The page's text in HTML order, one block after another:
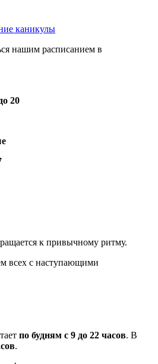
каникулы
нашим расписанием в
20
к привычному ритму.
всех с наступающими
по будням с 9 до 22 часов. В
.